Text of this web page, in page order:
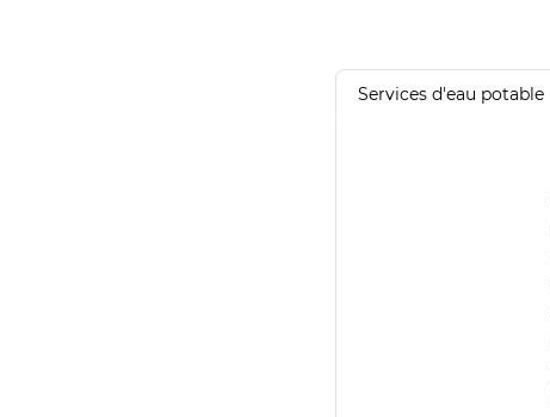
Services d'eau potable